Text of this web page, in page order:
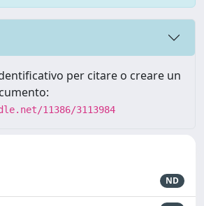
per citare o creare un
11386/3113984
ND